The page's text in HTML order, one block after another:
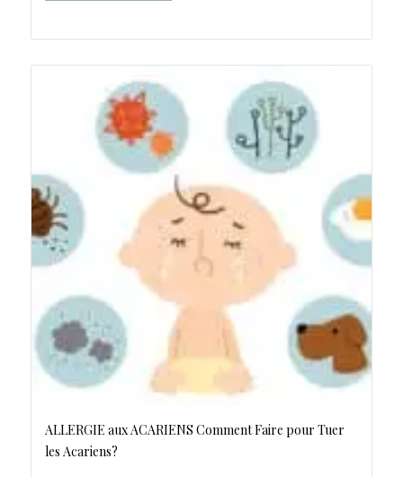
ALLERGIE aux ACARIENS Comment Faire pour Tuer
les Acariens?